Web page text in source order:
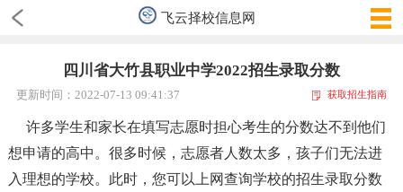
飞云择校信息网
四川省大竹县职业中学2022招生录取分数
更新时间：2022-07-13 09:41:37 获取招生指南
许多学生和家长在填写志愿时担心考生的分数达不到他们
想申请的高中。很多时候，志愿者人数太多，孩子们无法进
入理想的学校。此时，您可以上网查询学校的招生录取分数